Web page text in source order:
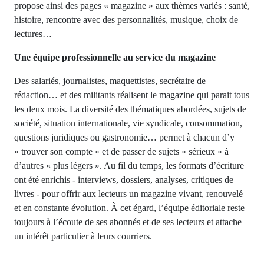
propose ainsi des pages « magazine » aux thèmes variés : santé,
histoire, rencontre avec des personnalités, musique, choix de
lectures…
Une équipe professionnelle au service du magazine
Des salariés, journalistes, maquettistes, secrétaire de
rédaction… et des militants réalisent le magazine qui parait tous
les deux mois. La diversité des thématiques abordées, sujets de
société, situation internationale, vie syndicale, consommation,
questions juridiques ou gastronomie… permet à chacun d’y
« trouver son compte » et de passer de sujets « sérieux » à
d’autres « plus légers ». Au fil du temps, les formats d’écriture
ont été enrichis - interviews, dossiers, analyses, critiques de
livres - pour offrir aux lecteurs un magazine vivant, renouvelé
et en constante évolution. À cet égard, l’équipe éditoriale reste
toujours à l’écoute de ses abonnés et de ses lecteurs et attache
un intérêt particulier à leurs courriers.